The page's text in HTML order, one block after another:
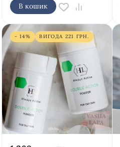
В кошик
- 14% ВИГОДА 221 ГРН.